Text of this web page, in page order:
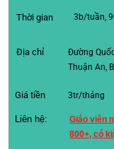
Thời gian 3b/tuần,
Địa chỉ
Đường
Thuận An,
Giá tiền
Liên hệ:
3tr/tháng
Giáo viên
800+, có